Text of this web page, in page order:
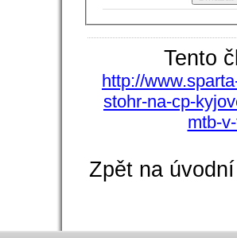
Tento
http://
stohr-na-cp-
mtb-
Zpět na